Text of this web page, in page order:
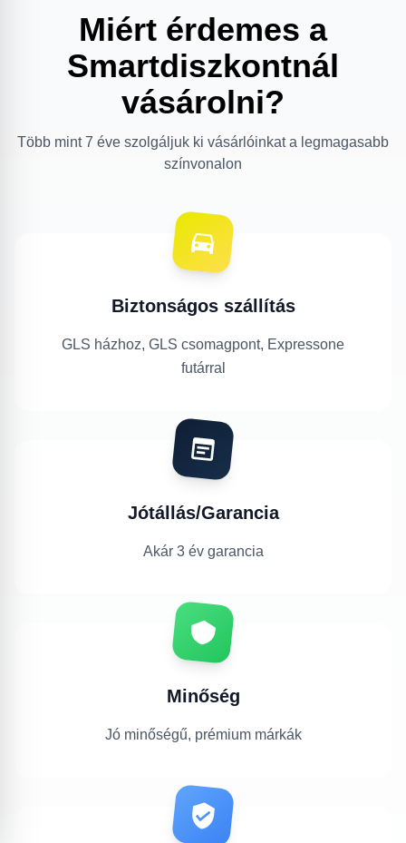
Miért érdemes a
Smartdiszkontnál
vásárolni?
Több mint 7 éve szolgáljuk ki vásárlóinkat a legmagasabb
színvonalon
Biztonságos szállítás
GLS házhoz, GLS csomagpont, Expressone
futárral
Jótállás/Garancia
Akár 3 év garancia
Minőség
Jó minőségű, prémium márkák